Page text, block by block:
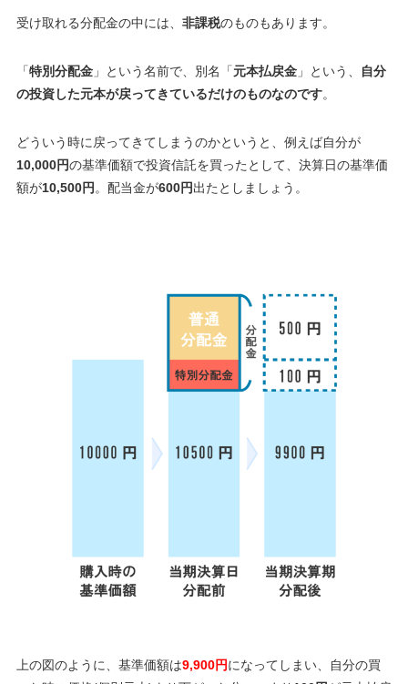
受け取れる分配金の中には、 非課税のものもあります。
「特別分配金」という名前で、別名「元本払戻金」という、
自分
の投資した元本が戻ってきているだけのものなのです。
どういう時に戻ってきてしまうのかというと、例えば自分が
10,000円の基準価額で投資信託を買ったとして、決算日の基準価
額が10,500円 。配当金が600円出たとしましょう。
上の図のように、基準価額は9,900円になってしまい、自分の買